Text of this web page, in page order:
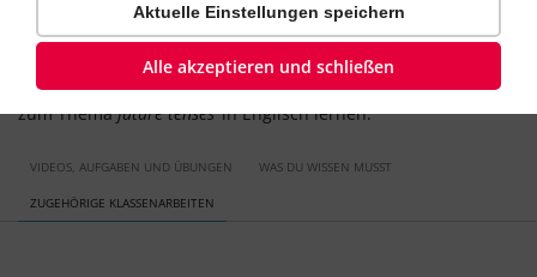
will-futurebei Ereignissen zum Einsatz, die nicht
beeinflussbar sind. Was du über daswill-futurewissen musst
und wie du es anwendest, kannst du besonders gut mit
unseren interaktiven Übungen undMusterklassenarbeiten
zum Themafuture tensesin Englisch lernen.
VIDEOS, AUFGABEN UND ÜBUNGEN WAS DU WISSEN MUSST
ZUGEHÖRIGE KLASSENARBEITEN
Abgelehnt:
Personalisierungs-Cookies
Aktuelle Einstellungen speichern
Alle akzeptieren und schließen